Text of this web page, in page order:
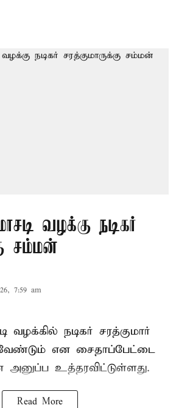
வழக்கு நடிகர்
சம்மன்
7:59 am
நடிகர் சரத்குமார்
என சைதாப்பேட்டை
உத்தரவிட்டுள்ளது.
Read More